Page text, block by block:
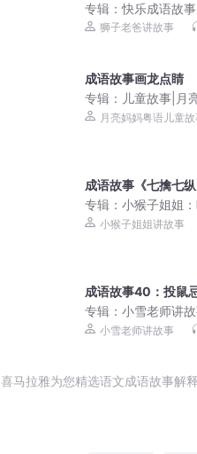
专辑：快乐成语故
的中华成语丨狮子老
狮子老爸讲故事
成语故事画龙点睛
专辑： 儿童故事|月
第二辑月亮妈妈粤语儿童故
成语故事《七擒七纵
专辑： 小猴子姐姐
小猴子姐姐讲故事
成语故事40：投鼠
专辑： 小雪老师讲
小雪老师讲故事
喜马拉雅为您精选语文成语故事解